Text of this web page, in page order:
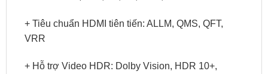
+ Tiêu chuẩn HDMI tiên tiến: ALLM, QMS, QFT,
VRR
+ Hỗ trợ Video HDR: Dolby Vision, HDR 10+,